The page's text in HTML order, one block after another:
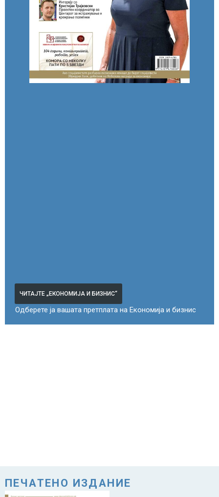
ЧИТАЈТЕ „ЕКОНОМИЈА И БИЗНИС“
Одберете ја вашата претплата на Економија и бизнис
ПЕЧАТЕНО ИЗДАНИЕ